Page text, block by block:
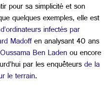
pour sa simplicité et son
quelques exemples, elle est
d’ordinateurs infectés par
Madoffen analysant 40 ans
Ben Ladenou encore
par les enquêteursde la
le terrain.